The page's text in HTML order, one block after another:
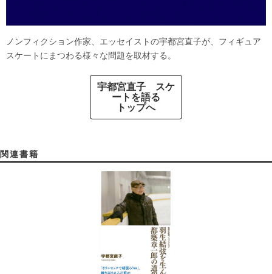
ノンフィクション作家、エッセイストの宇都宮直子が、フィギュア
スケートにまつわる様々な問題を取材する。
宇都宮直子 スケ
ートを語る
トップへ
関連書籍